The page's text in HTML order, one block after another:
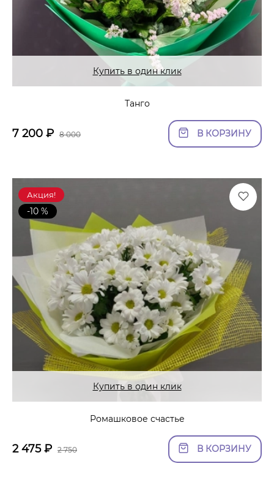
Купить в один клик
Танго
7 200 ₽ 8 000 В КОРЗИНУ
Акция!
-10 %
Купить в один клик
Ромашковое счастье
2 475₽ 2 750 В КОРЗИНУ